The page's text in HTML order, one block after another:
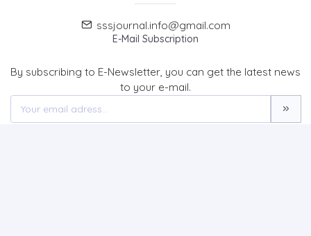
sssjournal.info@gmail.com
E-Mail Subscription
By subscribing to E-Newsletter, you can get the latest news
to your e-mail.